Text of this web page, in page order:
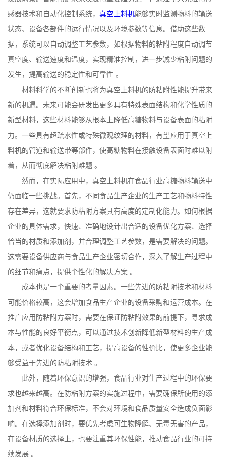
感器技术和自动化控制系统， 真空上料机能够实时监测物料的输送
状态、设备各部件的运行情况以及环境参数等信息。借助这些数
据，系统可以自动调整工艺参数，如根据物料的粘附程度自动调节
真空度、输送速度和温度，实现精准控制，进一步减少粘附问题的
发生，提高输送的稳定性和可靠性 。
材料科学的不断创新也将为真空上料机的防粘附性能提升带来
新的机遇。未来可能会研发出更多具有特殊表面结构和化学性质的
新型材料，这些材料能够从根本上降低高糖物料与设备表面的粘附
力。一些具有超疏水性或特殊微观纹理的材料，有望应用于真空上
料机的管道和输送带等部件，使高糖物料在接触设备表面时难以附
着，从而彻底解决粘附难题 。
然而，在实际应用中，真空上料机在食品行业高糖物料输送中
仍面临一些挑战。首先，不同食品生产企业的生产工艺和物料特性
存在差异，这就要求防粘附方案具有高度的定制化能力。如何根据
企业的具体需求，快速、准确地设计出合适的设备优化方案、选择
恰当的材质和添加剂，并合理调整工艺参数，是需要解决的问题。
这需要设备供应商与食品生产企业密切合作，深入了解生产过程中
的细节和痛点，提供个性化的解决方案 。
成本也是一个重要的考量因素。一些先进的防粘附技术和材料
可能价格较高，这会增加食品生产企业的设备采购和运营成本。在
推广应用防粘附方案时，需要在保证防粘附效果的前提下，寻求成
本与性能的良好平衡点，可以通过技术创新降低新型材料的生产成
本，或者优化设备结构和工艺，提高设备的性价比，使更多企业能
够受益于先进的防粘附技术 。
此外，随着环保意识的增强，食品行业对生产过程中的环保要
求也越来越高。在防粘附方案的实施过程中，需要确保所使用的添
加剂和材料符合环保标准，不会对环境和食品质量安全造成负面影
响。在选择添加剂时，要优先考虑可生物降解、无毒无害的产品，
在设备材质的选择上，也要注重其环保性能，推动食品行业的可持
续发展 。